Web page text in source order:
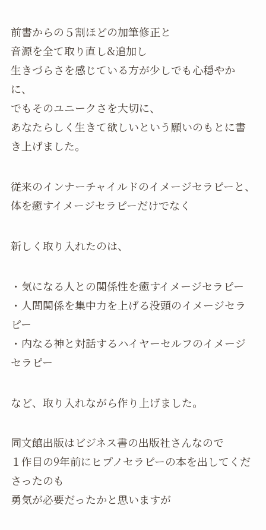
前書からの５割ほどの加筆修正と
音源を全て取り直し&追加し
生きづらさを感じている方が少しでも心穏やか
に、
でもそのユニークさを大切に、
あなたらしく生きて欲しいという願いのもとに書
き上げました。
従来のインナーチャイルドのイメージセラピーと、
体を癒すイメージセラピーだけでなく
新しく取り入れたのは、
・気になる人との関係性を癒すイメージセラピー
・人間関係を集中力を上げる没頭のイメージセラ
ピー
・内なる神と対話するハイヤーセルフのイメージ
セラピー
など、取り入れながら作り上げました。
同文館出版はビジネス書の出版社さんなので
１作目の9年前にヒプノセラピーの本を出してくだ
さったのも
勇気が必要だったかと思いますが